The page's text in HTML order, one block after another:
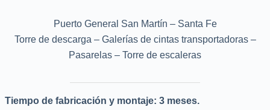
Puerto General San Martín – Santa Fe
Torre de descarga – Galerías de cintas transportadoras –
Pasarelas – Torre de escaleras
Tiempo de fabricación y montaje: 3 meses.